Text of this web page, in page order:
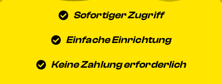
Sofortiger Zugriff
Einfache Einrichtung
Keine Zahlung erforderlich